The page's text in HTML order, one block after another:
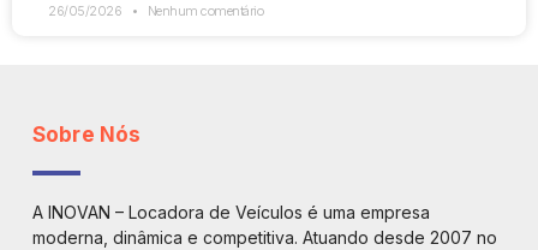
26/05/2026 Nenhum comentário
Sobre Nós
A INOVAN – Locadora de Veículos é uma empresa
moderna, dinâmica e competitiva. Atuando desde 2007 no